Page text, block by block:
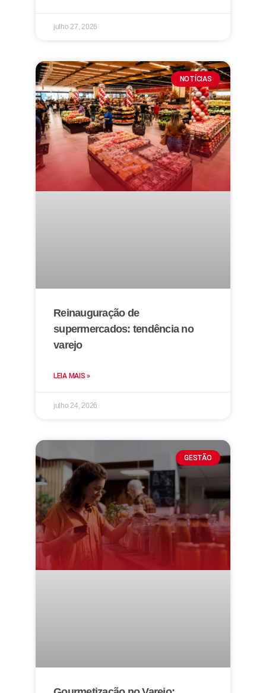
julho 27, 2026
NOTÍCIAS
Reinauguração de
supermercados: tendência no
varejo
LEIA MAIS »
julho 24, 2026
GESTÃO